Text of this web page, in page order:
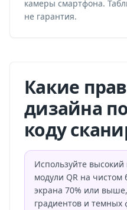
камеры смартфона.
не гарантия.
Какие
дизайна
коду
Используйте
модули QR на чистом
экрана 70% или
градиентов и темных